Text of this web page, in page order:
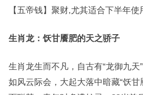
【五帝钱】聚财,尤其适合下半年使
生肖龙：饫甘餍肥的天之骄子
生肖龙生而不凡，自古有“龙御九天
如风云际会，大起大落中暗藏“饫甘